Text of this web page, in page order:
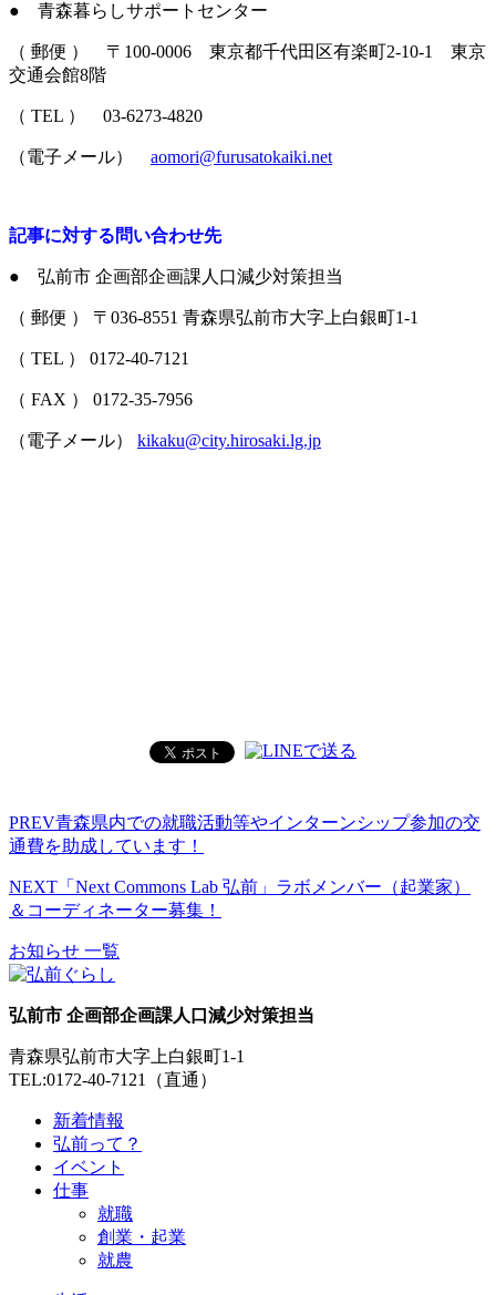
● 青森暮らしサポートセンター
（ 郵便 ） 〒100-0006 東京都千代田区有楽町2-10-1 東京
交通会館8階
（ TEL ） 03-6273-4820
（電子メール） aomori@furusatokaiki.net
記事に対する問い合わせ先
● 弘前市 企画部企画課人口減少対策担当
（ 郵便 ） 〒036-8551 青森県弘前市大字上白銀町1-1
（ TEL ） 0172-40-7121
（ FAX ） 0172-35-7956
（電子メール） kikaku@city.hirosaki.lg.jp
PREV青森県内での就職活動等やインターンシップ参加の交
通費を助成しています！
NEXT 「Next Commons Lab 弘前」ラボメンバー（起業家）
＆コーディネーター募集！
お知らせ 一覧
弘前市 企画部企画課人口減少対策担当
青森県弘前市大字上白銀町1-1
TEL:0172-40-7121（直通）
新着情報
弘前って？
イベント
仕事
就職
創業・起業
就農